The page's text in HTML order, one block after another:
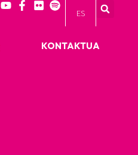
ES
KONTAKTUA